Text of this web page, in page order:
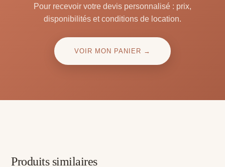
Pour recevoir votre devis personnalisé : prix,
disponibilités et conditions de location.
VOIR MON PANIER →
Produits similaires